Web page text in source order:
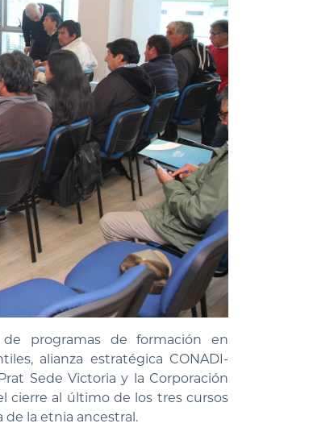
programas de formación en
alianza estratégica CONADI-
Sede Victoria y la Corporación
cierre al último de los tres cursos
la etnia ancestral.